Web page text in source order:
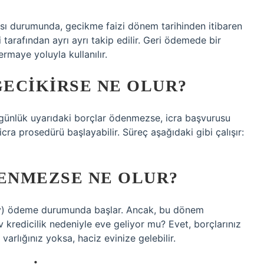
durumunda, gecikme faizi dönem tarihinden itibaren
ayrı ayrı takip edilir. Geri ödemede bir
yoluyla kullanılır.
NE OLUR?
uyarıdaki borçlar ödenmezse, icra başvurusu
prosedürü başlayabilir. Süreç aşağıdaki gibi çalışır:
NE OLUR?
durumunda başlar. Ancak, bu dönem
nedeniyle eve geliyor mu? Evet, borçlarınız
yoksa, haciz evinize gelebilir.